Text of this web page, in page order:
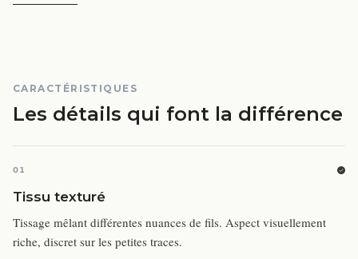
CARACTÉRISTIQUES
Les détails qui font la différence
01
Tissu texturé
Tissage mêlant différentes nuances de fils. Aspect visuellement
riche, discret sur les petites traces.